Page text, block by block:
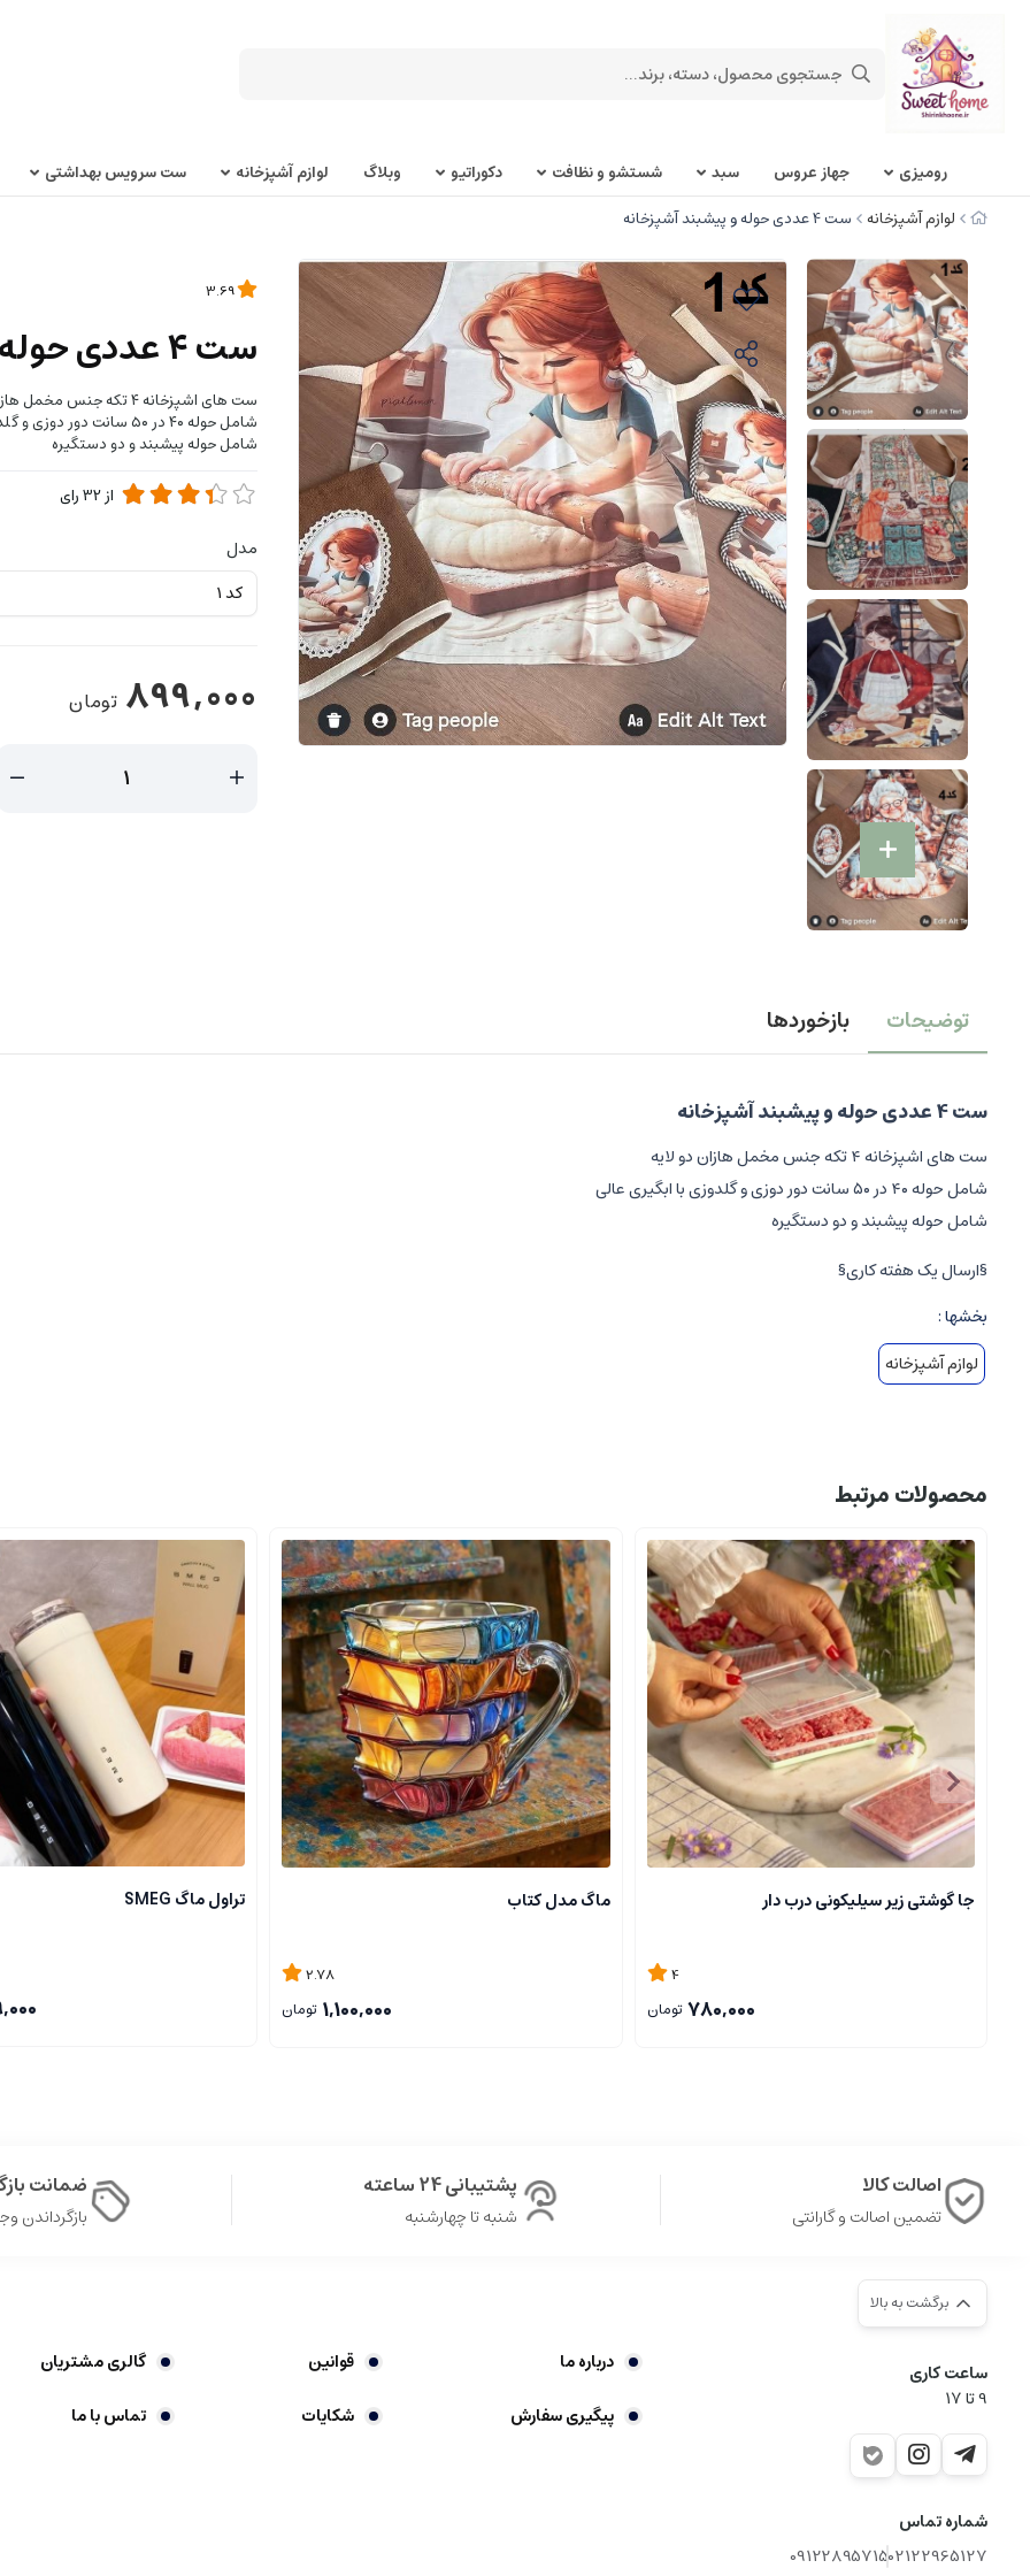
روميزی جهاز عروس سبد شستشو و نظافت دکوراتیو وبلاگ لوازم آشپزخانه ست سرویس بهداشتی
لوازم آشپزخانه
ست 4 عددی حوله و پیشبند آشپزخانه
ست 4 عددی حوله و پیشبند آشپزخانه
ست های اشپزخانه ۴ تکه جنس مخمل هازان دو لایه
شامل حوله ۴۰ در ۵۰ سانت دور دوزی و‌ گلدوزی با ابگیری عالی
شامل حوله پیشبند و دو دستگیره
از32رای
مدل
899,000 تومان
توضیحات بازخوردها
ست 4 عددی حوله و پیشبند آشپزخانه
ست های اشپزخانه ۴ تکه جنس مخمل هازان دو لایه
شامل حوله ۴۰ در ۵۰ سانت دور دوزی و‌ گلدوزی با ابگیری عالی
شامل حوله پیشبند و دو دستگیره
§ارسال یک هفته کاری§
بخشها :
لوازم آشپزخانه
محصولات مرتبط
جا گوشتی زیر سیلیکونی درب دار
4
780,000 تومان
ماگ مدل کتاب
2.78
1,100,000 تومان
تراول ماگ SMEG
اصالت کالا
تضمین اصالت و گارانتی
پشتیبانی 24 ساعته
شنبه تا چهارشنبه
ضمانت
بازگرداندن وجه
برگشت به بالا
ساعت کاری
9‌ تا ۱۷
شماره تماس
02122965127
09122895715
درباره ما قوانین
گالری مشتریان
پیگیری سفارش
شکایات تماس با ما